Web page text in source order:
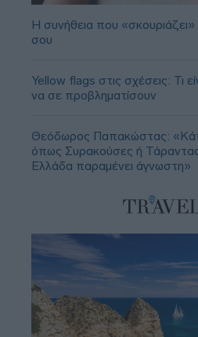
Η συνήθεια που
σου
Yellow flags στις σχέσεις: Τι
να σε προβληματίσουν
Θεόδωρος Παπακώστας:
όπως Συρακούσες ή
Ελλάδα παραμένει άγνωστη»